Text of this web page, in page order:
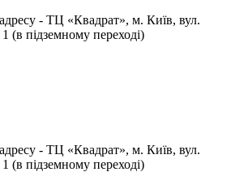
- ТЦ «Квадрат», м. Київ, вул.
(в підземному переході)
- ТЦ «Квадрат», м. Київ, вул.
(в підземному переході)